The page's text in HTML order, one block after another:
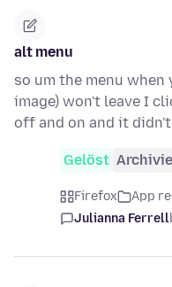
alt menu
so um the menu
image) won't leave I
off and on and it
Gelöst
Firefox App
Julianna Ferrell